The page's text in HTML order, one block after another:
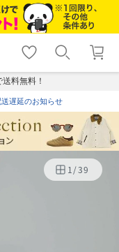
shopping_cart lock_outline
ログイン
料無料！
遅延のお知らせ
1/39